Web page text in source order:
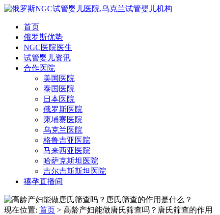
首页
俄罗斯优势
NGC医院医生
试管婴儿资讯
合作医院
美国医院
泰国医院
日本医院
俄罗斯医院
柬埔寨医院
乌克兰医院
格鲁吉亚医院
马来西亚医院
哈萨克斯坦医院
吉尔吉斯斯坦医院
禧孕直播间
现在位置: 首页 > 高龄产妇能做唐氏筛查吗？唐氏筛查的作用